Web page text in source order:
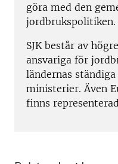
göra med den
jordbrukspolitiken.
SJK består av
ansvariga för
ländernas
ministerier. Även
finns